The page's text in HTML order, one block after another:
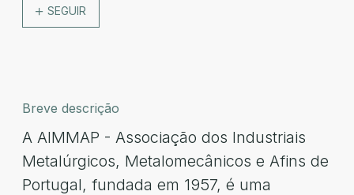
SEGUIR
Breve descrição
A AIMMAP - Associação dos Industriais
Metalúrgicos, Metalomecânicos e Afins de
Portugal, fundada em 1957, é uma